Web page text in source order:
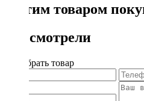
С этим товаром
Вы смотрели
Подобрать товар